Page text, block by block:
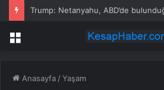
Menü
Anasayfa /Yaşam